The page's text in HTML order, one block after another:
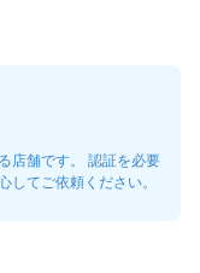
店舗です。 認証を必要
てご依頼ください。